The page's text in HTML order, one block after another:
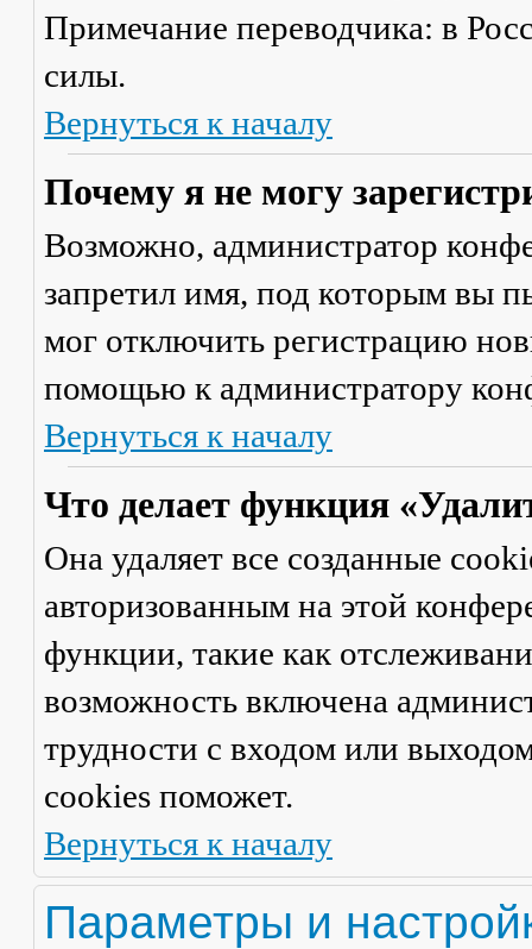
Примечание переводчика: в
силы.
Вернуться к началу
Почему я не могу
Возможно, администратор
запретил имя, под которым вы
мог отключить регистрацию
помощью к администратору
Вернуться к началу
Что делает функция
Она удаляет все созданные
авторизованным на этой
функции, такие как
возможность включена
трудности с входом или
cookies поможет.
Вернуться к началу
Параметры и